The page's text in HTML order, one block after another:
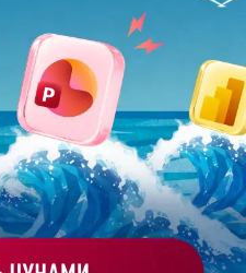
- ДАРЬЯ
ХОЧУ ЗАКАЗАТЬ ТАКУЮ ПРЕЗЕНТАЦИЮ